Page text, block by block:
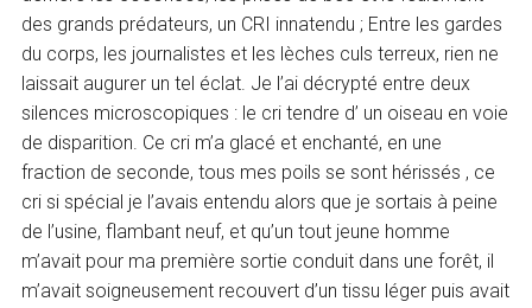
des grands prédateurs, un CRI innatendu ; Entre les gardes
du corps, les journalistes et les lèches culs terreux, rien ne
laissait augurer un tel éclat. Je l’ai décrypté entre deux
silences microscopiques : le cri tendre d’ un oiseau en voie
de disparition. Ce cri m’a glacé et enchanté, en une
fraction de seconde, tous mes poils se sont hérissés , ce
cri si spécial je l’avais entendu alors que je sortais à peine
de l’usine, flambant neuf, et qu’un tout jeune homme
m’avait pour ma première sortie conduit dans une forêt, il
m’avait soigneusement recouvert d’un tissu léger puis avait